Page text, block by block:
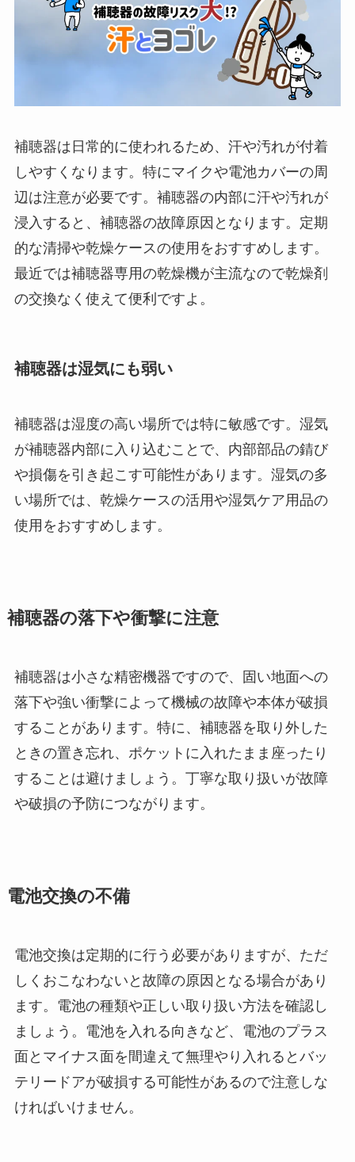
補聴器は日常的に使われるため、汗や汚れが付着
しやすくなります。特にマイクや電池カバーの周
辺は注意が必要です。補聴器の内部に汗や汚れが
浸入すると、補聴器の故障原因となります。定期
的な清掃や乾燥ケースの使用をおすすめします。
最近では補聴器専用の乾燥機が主流なので乾燥剤
の交換なく使えて便利ですよ。
補聴器は湿気にも弱い
補聴器は湿度の高い場所では特に敏感です。湿気
が補聴器内部に入り込むことで、内部部品の錆び
や損傷を引き起こす可能性があります。湿気の多
い場所では、乾燥ケースの活用や湿気ケア用品の
使用をおすすめします。
補聴器の落下や衝撃に注意
補聴器は小さな精密機器ですので、固い地面への
落下や強い衝撃によって機械の故障や本体が破損
することがあります。特に、補聴器を取り外した
ときの置き忘れ、ポケットに入れたまま座ったり
することは避けましょう。丁寧な取り扱いが故障
や破損の予防につながります。
電池交換の不備
電池交換は定期的に行う必要がありますが、ただ
しくおこなわないと故障の原因となる場合があり
ます。電池の種類や正しい取り扱い方法を確認し
ましょう。電池を入れる向きなど、電池のプラス
面とマイナス面を間違えて無理やり入れるとバッ
テリードアが破損する可能性があるので注意しな
ければいけません。